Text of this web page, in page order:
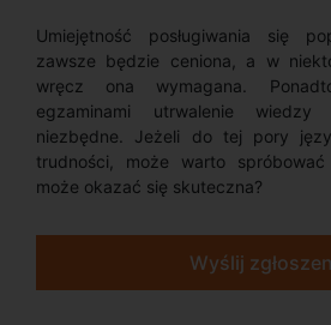
Umiejętność posługiwania się
zawsze będzie ceniona, a w
wręcz ona wymagana.
egzaminami utrwalenie
niezbędne. Jeżeli do tej pory
trudności, może warto
może okazać się skuteczna?
Wyślij